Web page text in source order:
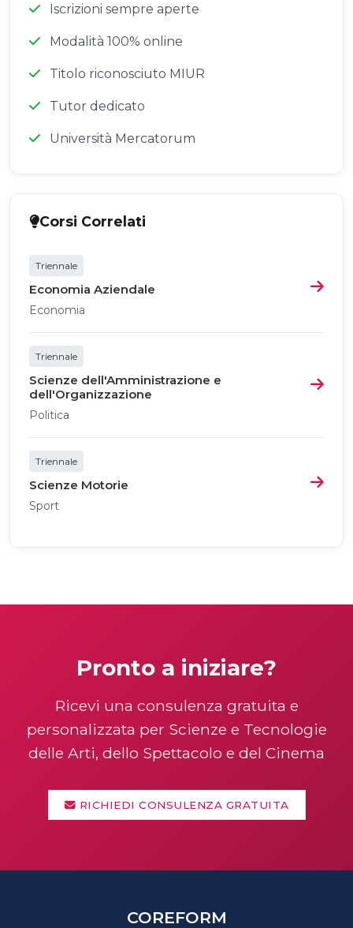
Iscrizioni sempre aperte
Modalità 100% online
Titolo riconosciuto MIUR
Tutor dedicato
Università Mercatorum
Corsi Correlati
Triennale
Economia Aziendale
Economia
Triennale
Scienze dell'Amministrazione e
dell'Organizzazione
Politica
Triennale
Scienze Motorie
Sport
Pronto a iniziare?
Ricevi una consulenza gratuita e
personalizzata per Scienze e Tecnologie
delle Arti, dello Spettacolo e del Cinema
RICHIEDI CONSULENZA GRATUITA
COREFORM